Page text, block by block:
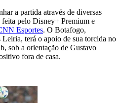
a partida através de diversas
feita pelo Disney+ Premium e
Esportes. O Botafogo,
terá o apoio de sua torcida no
sob a orientação de Gustavo
fora de casa.